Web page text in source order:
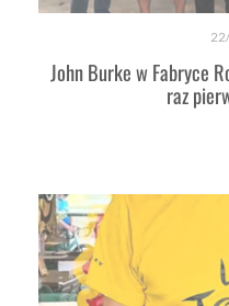
John Burke w Fabryce
raz